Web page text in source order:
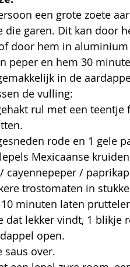
een grote zoete
die garen. Dit kan door
door hem in
peper en hem 30
in de
de vulling:
rul met een
rode en 1 gele
Mexicaanse
cayennepeper /
trostomaten in
minuten laten
dat lekker vindt, 1 blikje
open.
saus over.